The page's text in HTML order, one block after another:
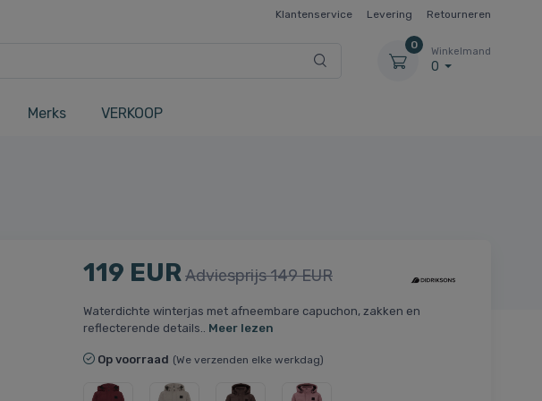
Klantenservice Levering Retourneren
0
Winkelmand
0
Merks VERKOOP
119 EURAdviesprijs 149 EUR
Waterdichte winterjas met afneembare capuchon, zakken en
reflecterende details.. Meer lezen
Op voorraad (We verzenden elke werkdag)